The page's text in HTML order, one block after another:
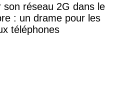
son réseau 2G dans le
: un drame pour les
téléphones